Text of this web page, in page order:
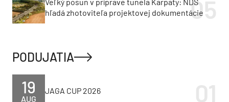
hľadá zhotoviteľa projektovej dokumentácie
PODUJATIA
AUG
19 JAGA CUP 2026